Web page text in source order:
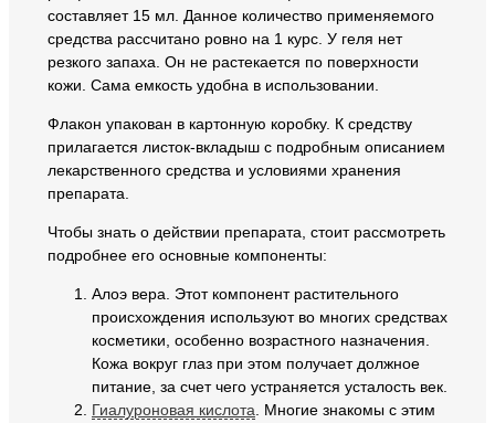
составляет 15 мл. Данное количество применяемого
средства рассчитано ровно на 1 курс. У геля нет
резкого запаха. Он не растекается по поверхности
кожи. Сама емкость удобна в использовании.
Флакон упакован в картонную коробку. К средству
прилагается листок-вкладыш с подробным описанием
лекарственного средства и условиями хранения
препарата.
Чтобы знать о действии препарата, стоит рассмотреть
подробнее его основные компоненты:
Алоэ вера. Этот компонент растительного
происхождения используют во многих средствах
косметики, особенно возрастного назначения.
Кожа вокруг глаз при этом получает должное
питание, за счет чего устраняется усталость век.
Гиалуроновая кислота. Многие знакомы с этим